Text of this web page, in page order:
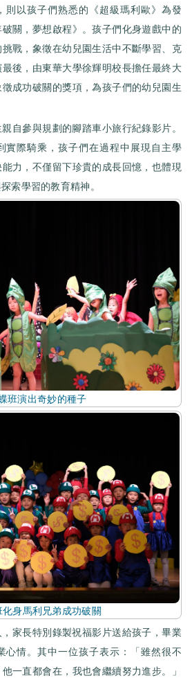
則以孩子們熟悉的《超級瑪利歐》為發
關，夢想啟程》。孩子們化身遊戲中的
戰，象徵在幼兒園生活中不斷學習、克
後，由東華大學徐輝明校長擔任最終大
成功破關的獎項，為孩子們的幼兒園生
自參與規劃的腳踏車小旅行紀錄影片。
實際騎乘，孩子們在過程中展現自主學
力，不僅留下珍貴的成長回憶，也體現
索學習的教育精神。
班演出奇妙的種子
化身馬利兄弟成功破關
家長特別錄製祝福影片送給孩子，畢業
心情。其中一位孩子表示：「雖然很不
一直都會在，我也會繼續努力進步。」